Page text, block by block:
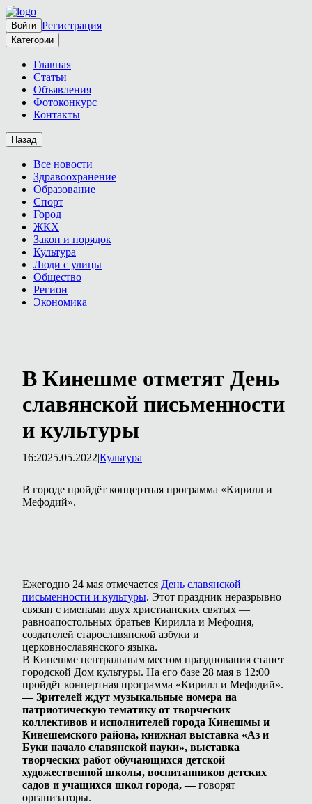
Войти Регистрация
Категории
Главная
Статьи
Объявления
Фотоконкурс
Контакты
Назад
Все новости
Здравоохранение
Образование
Спорт
Город
ЖКХ
Закон и порядок
Культура
Люди с улицы
Общество
Регион
Экономика
В Кинешме отметят День
славянской письменности
и культуры
16:2025.05.2022|Культура
В городе пройдёт концертная программа «Кирилл и
Мефодий».
Ежегодно 24 мая отмечается День славянской
письменности и культуры. Этот праздник неразрывно
связан с именами двух христианских святых —
равноапостольных братьев Кирилла и Мефодия,
создателей старославянской азбуки и
церковнославянского языка.
В Кинешме центральным местом празднования станет
городской Дом культуры. На его базе 28 мая в 12:00
пройдёт концертная программа «Кирилл и Мефодий».
— Зрителей ждут музыкальные номера на
патриотическую тематику от творческих
коллективов и исполнителей города Кинешмы и
Кинешемского района, книжная выставка «Аз и
Буки начало славянской науки», выставка
творческих работ обучающихся детской
художественной школы, воспитанников детских
садов и учащихся школ города, —говорят
организаторы.